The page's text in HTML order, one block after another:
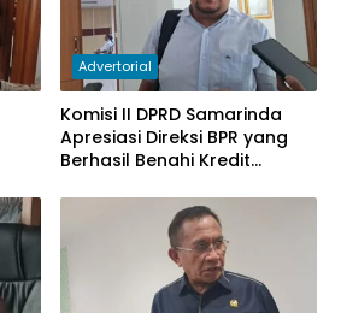
Advertorial
Komisi II DPRD Samarinda
Apresiasi Direksi BPR yang
Berhasil Benahi Kredit